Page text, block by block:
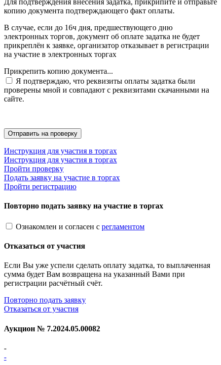
Для подтверждения внесения задатка, прикрипите и отправьте
копию документа подтверждающего факт оплаты.
В случае, если до 16ч дня, предшествующего дню
электронных торгов, документ об оплате задатка не будет
прикреплён к заявке, организатор отказывает в регистрации
на участие в электронных торгах
Прикрепить копию документа...
Я подтверждаю, что реквизиты оплаты задатка были
проверены мной и совпадают с реквизитами скачанными на
сайте.
Инструкция для участия в торгах
Инструкция для участия в торгах
Пройти проверку
Подать заявку на участие в торгах
Пройти регистрацию
Повторно подать заявку на участие в торгах
Ознакомлен и согласен с регламентом
Отказаться от участия
Если Вы уже успели сделать оплату задатка, то выплаченная
сумма будет Вам возвращена на указанный Вами при
регистрации расчётный счёт.
Повторно подать заявку
Отказаться от участия
Аукцион № 7.2024.05.00082
-
-